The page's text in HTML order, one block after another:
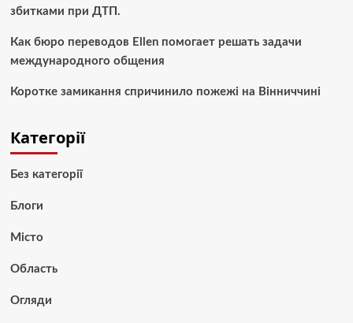
збитками при ДТП.
Как бюро переводов Ellen помогает решать задачи
международного общения
Коротке замикання спричинило пожежі на Вінниччині
Категорії
Без категорії
Блоги
Місто
Область
Огляди